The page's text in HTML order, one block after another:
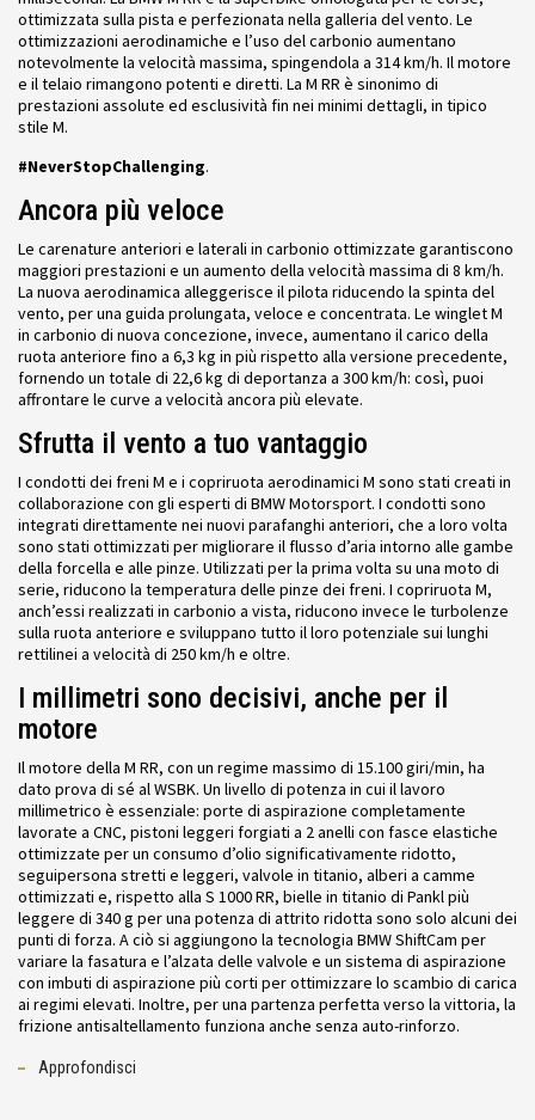
ottimizzata sulla pista e perfezionata nella galleria del vento. Le
ottimizzazioni aerodinamiche e l’uso del carbonio aumentano
notevolmente la velocità massima, spingendola a 314 km/h. Il motore
e il telaio rimangono potenti e diretti. La M RR è sinonimo di
prestazioni assolute ed esclusività fin nei minimi dettagli, in tipico
stile M.
#NeverStopChallenging.
Ancora più veloce
Le carenature anteriori e laterali in carbonio ottimizzate garantiscono
maggiori prestazioni e un aumento della velocità massima di 8 km/h.
La nuova aerodinamica alleggerisce il pilota riducendo la spinta del
vento, per una guida prolungata, veloce e concentrata. Le winglet M
in carbonio di nuova concezione, invece, aumentano il carico della
ruota anteriore fino a 6,3 kg in più rispetto alla versione precedente,
fornendo un totale di 22,6 kg di deportanza a 300 km/h: così, puoi
affrontare le curve a velocità ancora più elevate.
Sfrutta il vento a tuo vantaggio
I condotti dei freni M e i copriruota aerodinamici M sono stati creati in
collaborazione con gli esperti di BMW Motorsport. I condotti sono
integrati direttamente nei nuovi parafanghi anteriori, che a loro volta
sono stati ottimizzati per migliorare il flusso d’aria intorno alle gambe
della forcella e alle pinze. Utilizzati per la prima volta su una moto di
serie, riducono la temperatura delle pinze dei freni. I copriruota M,
anch’essi realizzati in carbonio a vista, riducono invece le turbolenze
sulla ruota anteriore e sviluppano tutto il loro potenziale sui lunghi
rettilinei a velocità di 250 km/h e oltre.
I millimetri sono decisivi, anche per il
motore
Il motore della M RR, con un regime massimo di 15.100 giri/min, ha
dato prova di sé al WSBK. Un livello di potenza in cui il lavoro
millimetrico è essenziale: porte di aspirazione completamente
lavorate a CNC, pistoni leggeri forgiati a 2 anelli con fasce elastiche
ottimizzate per un consumo d’olio significativamente ridotto,
seguipersona stretti e leggeri, valvole in titanio, alberi a camme
ottimizzati e, rispetto alla S 1000 RR, bielle in titanio di Pankl più
leggere di 340 g per una potenza di attrito ridotta sono solo alcuni dei
punti di forza. A ciò si aggiungono la tecnologia BMW ShiftCam per
variare la fasatura e l’alzata delle valvole e un sistema di aspirazione
con imbuti di aspirazione più corti per ottimizzare lo scambio di carica
ai regimi elevati. Inoltre, per una partenza perfetta verso la vittoria, la
frizione antisaltellamento funziona anche senza auto-rinforzo.
Approfondisci